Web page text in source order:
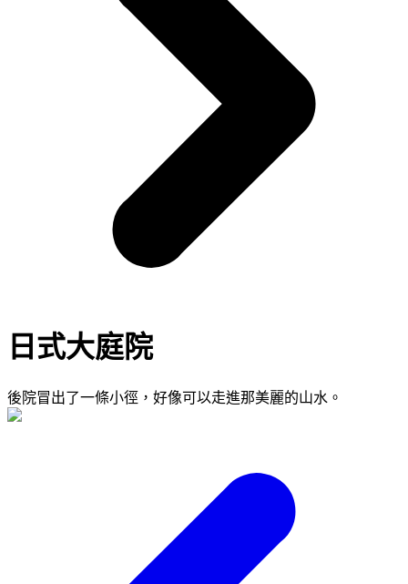
日式大庭院
後院冒出了一條小徑，好像可以走進那美麗的山水。